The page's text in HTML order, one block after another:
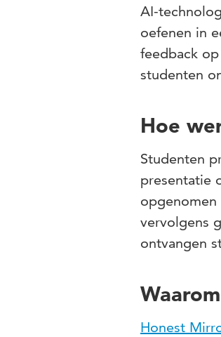
AI-
oefenen in
feedback
studenten
Hoe
Studenten
presentatie
vervolgens
ontvangen
Honest